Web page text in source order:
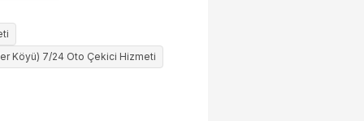
Köyü) 7/24 Oto Çekici Hizmeti